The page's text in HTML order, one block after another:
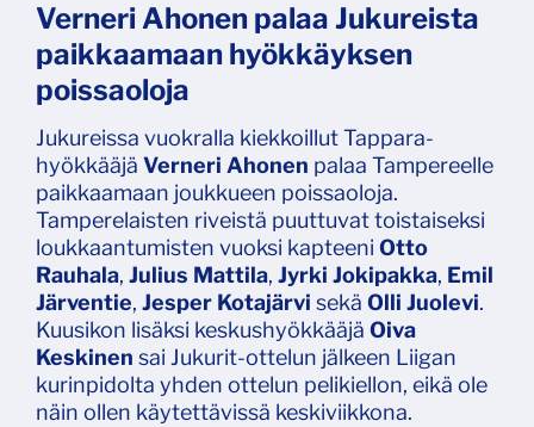
Verneri Ahonen palaa Jukureista
paikkaamaan hyökkäyksen
poissaoloja
Jukureissa vuokralla kiekkoillut Tappara-
hyökkääjä Verneri Ahonen palaa Tampereelle
paikkaamaan joukkueen poissaoloja.
Tamperelaisten riveistä puuttuvat toistaiseksi
loukkaantumisten vuoksi kapteeni Otto
Rauhala, Julius Mattila, Jyrki Jokipakka, Emil
Järventie, Jesper Kotajärvi sekä Olli Juolevi.
Kuusikon lisäksi keskushyökkääjä Oiva
Keskinen sai Jukurit-ottelun jälkeen Liigan
kurinpidolta yhden ottelun pelikiellon, eikä ole
näin ollen käytettävissä keskiviikkona.